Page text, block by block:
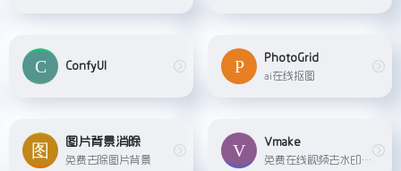
ConfyUI
PhotoGrid
ai在线抠图
图片背景消除
免费去除图片背景
Vmake
免费在线视频去水印工具